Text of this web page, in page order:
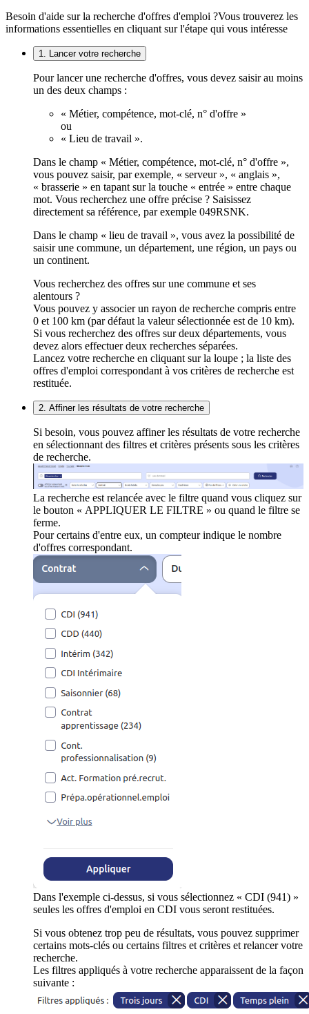
Besoin d'aide sur la recherche d'offres d'emploi ?Vous trouverez les
informations essentielles en cliquant sur l'étape qui vous intéresse
1. Lancer votre recherche
Pour lancer une recherche d'offres, vous devez saisir au moins
un des deux champs :
« Métier, compétence, mot-clé, n° d'offre »
ou
« Lieu de travail ».
Dans le champ « Métier, compétence, mot-clé, n° d'offre »,
vous pouvez saisir, par exemple, « serveur », « anglais »,
« brasserie » en tapant sur la touche « entrée » entre chaque
mot. Vous recherchez une offre précise ? Saisissez
directement sa référence, par exemple 049RSNK.
Dans le champ « lieu de travail », vous avez la possibilité de
saisir une commune, un département, une région, un pays ou
un continent.
Vous recherchez des offres sur une commune et ses
alentours ?
Vous pouvez y associer un rayon de recherche compris entre
0 et 100 km (par défaut la valeur sélectionnée est de 10 km).
Si vous recherchez des offres sur deux départements, vous
devez alors effectuer deux recherches séparées.
Lancez votre recherche en cliquant sur la loupe ; la liste des
offres d'emploi correspondant à vos critères de recherche est
restituée.
2. Affiner les résultats de votre recherche
Si besoin, vous pouvez affiner les résultats de votre recherche
en sélectionnant des filtres et critères présents sous les critères
de recherche.
La recherche est relancée avec le filtre quand vous cliquez sur
le bouton « APPLIQUER LE FILTRE » ou quand le filtre se
ferme.
Pour certains d'entre eux, un compteur indique le nombre
d'offres correspondant.
Dans l'exemple ci-dessus, si vous sélectionnez « CDI (941) »
seules les offres d'emploi en CDI vous seront restituées.
Si vous obtenez trop peu de résultats, vous pouvez supprimer
certains mots-clés ou certains filtres et critères et relancer votre
recherche.
Les filtres appliqués à votre recherche apparaissent de la façon
suivante :